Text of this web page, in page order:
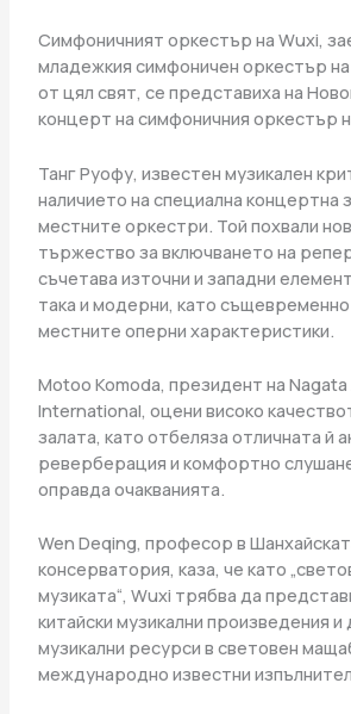
Симфоничният оркестър на Wuxi,
младежкия симфоничен оркестър
от цял ​​свят, се представиха на
концерт на симфоничния оркестър
Танг Руофу, известен музикален
наличието на специална концертна
местните оркестри. Той похвали
тържество за включването на
съчетава източни и западни
така и модерни, като
местните оперни характеристики.
Motoo Komoda, президент на
International, оцени високо
залата, като отбеляза отличната й
реверберация и комфортно
оправда очакванията.
Wen Deqing, професор в
консерватория, каза, че като
музиката“, Wuxi трябва да
китайски музикални произведения
музикални ресурси в световен
международно известни